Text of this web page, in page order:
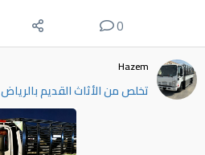
0
Hazem
تخلص من الأثاث القديم بالرياض 0531863941